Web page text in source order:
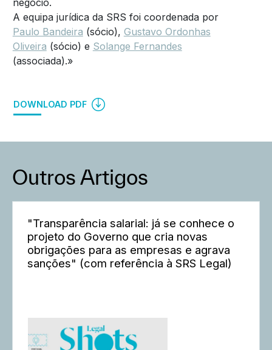
negócio.
A equipa jurídica da SRS foi coordenada por
Paulo Bandeira (sócio), Gustavo Ordonhas
Oliveira (sócio) e Solange Fernandes
(associada).»
DOWNLOAD PDF
Outros Artigos
"Transparência salarial: já se conhece o
projeto do Governo que cria novas
obrigações para as empresas e agrava
sanções" (com referência à SRS Legal)